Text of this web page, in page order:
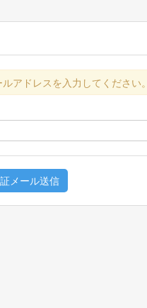
アドレスを入力してください。
メール送信